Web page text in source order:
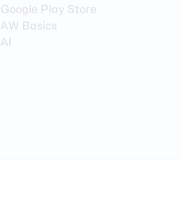
Google Play Store
AW Basics
AI